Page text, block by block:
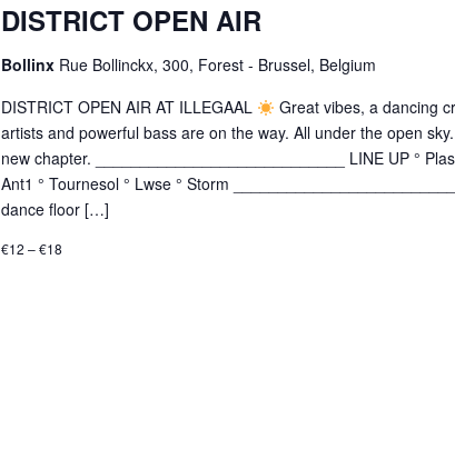
DISTRICT OPEN AIR
Bollinx Rue Bollinckx, 300, Forest - Brussel, Belgium
DISTRICT OPEN AIR AT ILLEGAAL
Great vibes, a dancing
artists and powerful bass are on the way. All under the open
new chapter. ____________________________ LINE UP °
Ant1 ° Tournesol ° Lwse ° Storm
dance floor […]
€12 – €18